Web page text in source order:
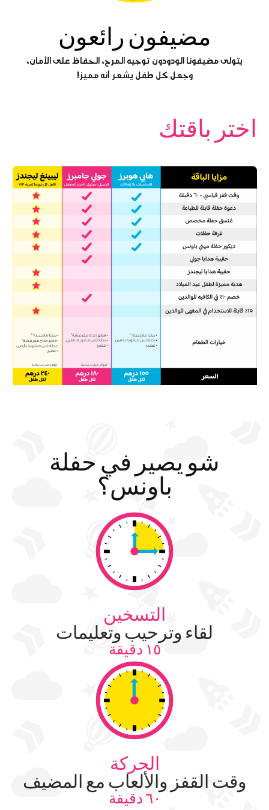
مضيفون رائعون
يتولى مضيفونا الودودون توجيه المرح، الحفاظ على الأمان،
وجعل كل طفل يشعر أنه مميز!
اختر باقتك
شو يصير في حفلة
باونس؟
التسخين
لقاء وترحيب وتعليمات
١٥ دقيقة
الحركة
وقت القفز والألعاب مع المضيف
٦٠ دقيقة